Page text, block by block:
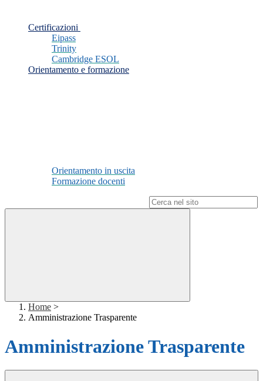
Certificazioni
Eipass
Trinity
Cambridge ESOL
Orientamento e formazione
Orientamento in uscita
Formazione docenti
Home >
Amministrazione Trasparente
Amministrazione Trasparente